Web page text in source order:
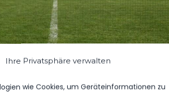
Ihre Privatsphäre verwalten
wie Cookies, um Geräteinformationen zu
DIE MANNSCHAFT